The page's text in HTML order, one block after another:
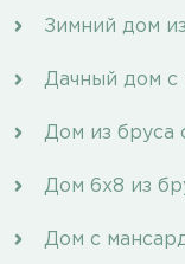
Зимний дом
Дачный дом с
Дом из бруса
Дом 6х8 из
Дом с